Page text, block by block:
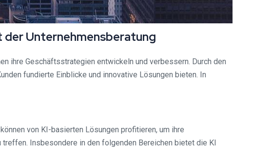
der Unternehmensberatung
ihre Geschäftsstrategien entwickeln und verbessern. Durch den
fundierte Einblicke und innovative Lösungen bieten. In
von KI-basierten Lösungen profitieren, um ihre
Insbesondere in den folgenden Bereichen bietet die KI